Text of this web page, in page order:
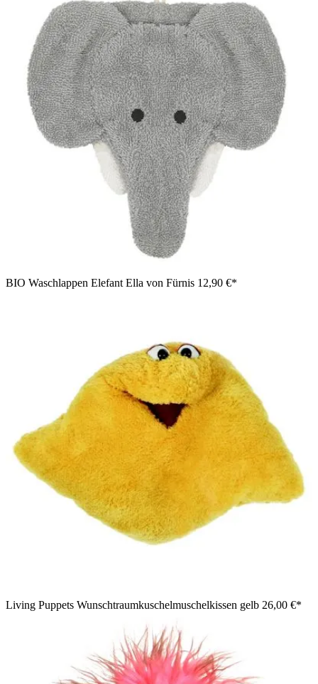
BIO Waschlappen Elefant Ella von Fürnis 12,90 €*
Living Puppets Wunschtraumkuschelmuschelkissen gelb 26,00 €*